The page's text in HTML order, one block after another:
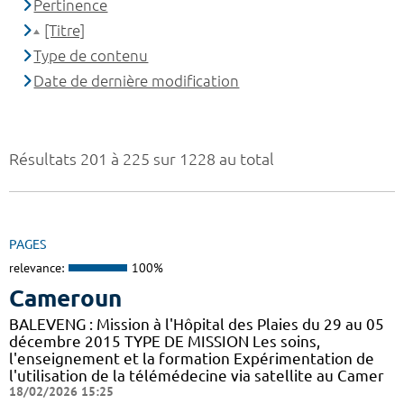
Résultats 201 à 225 sur 1228 au total
PAGES
relevance: 100%
Cameroun
BALEVENG : Mission à l'Hôpital des Plaies du 29 au 05
décembre 2015 TYPE DE MISSION Les soins,
l'enseignement et la formation Expérimentation de
l'utilisation de la télémédecine via satellite au Camer
18/02/2026 15:25
Pertinence
[Titre]
Type de contenu
Date de dernière modification